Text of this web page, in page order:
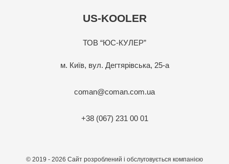
US-KOOLER
ТОВ “ЮС-КУЛЕР”
м. Київ, вул. Дегтярівська, 25-а
coman@coman.com.ua
+38 (067) 231 00 01
© 2019 - 2026 Сайт розроблений і обслуговується компанією